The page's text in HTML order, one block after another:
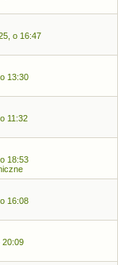
o 16:47
13:30
11:32
18:53
16:08
20:09